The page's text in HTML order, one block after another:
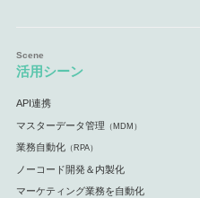
活用シーン
API連携
マスターデータ管理 （MDM）
業務自動化（RPA）
ノーコード開発＆内製化
マーケティング業務を自動化